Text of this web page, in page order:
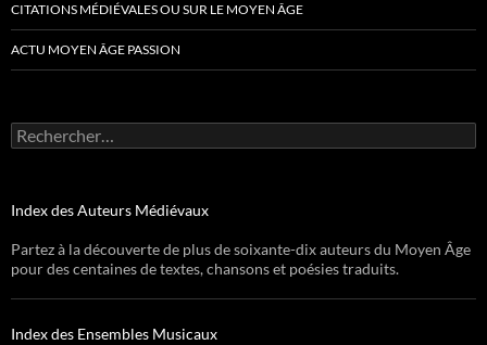
CITATIONS MÉDIÉVALES OU SUR LE MOYEN ÂGE
ACTU MOYEN ÂGE PASSION
Rechercher :
Index des Auteurs Médiévaux
Partez à la découverte de plus de soixante-dix auteurs du Moyen Âge
pour des centaines de textes, chansons et poésies traduits.
Index des Ensembles Musicaux